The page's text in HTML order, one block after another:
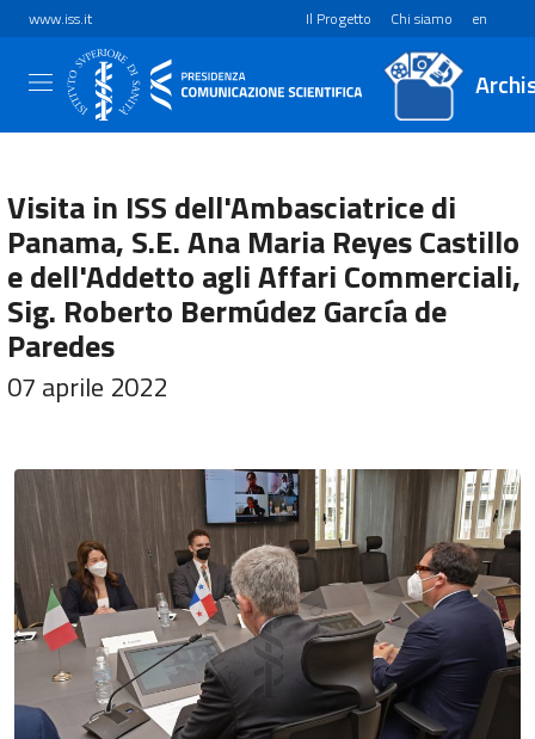
www.iss.it Il Progetto Chi siamo en
Visita in ISS dell'Ambasciatrice di
Panama, S.E. Ana Maria Reyes Castillo
e dell'Addetto agli Affari Commerciali,
Sig. Roberto Bermúdez García de
Paredes
07 aprile 2022